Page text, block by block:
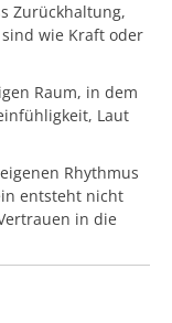
Zurückhaltung,
wie Kraft oder
Raum, in dem
Laut
Rhythmus
entsteht nicht
in die